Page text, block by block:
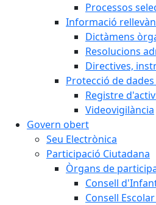
Processos
Informació
Dictàmens
Resolucions
Directives,
Protecció de
Registre
Videovigilància
Govern obert
Seu Electrònica
Participació Ciutadana
Òrgans de
Consell
Consell